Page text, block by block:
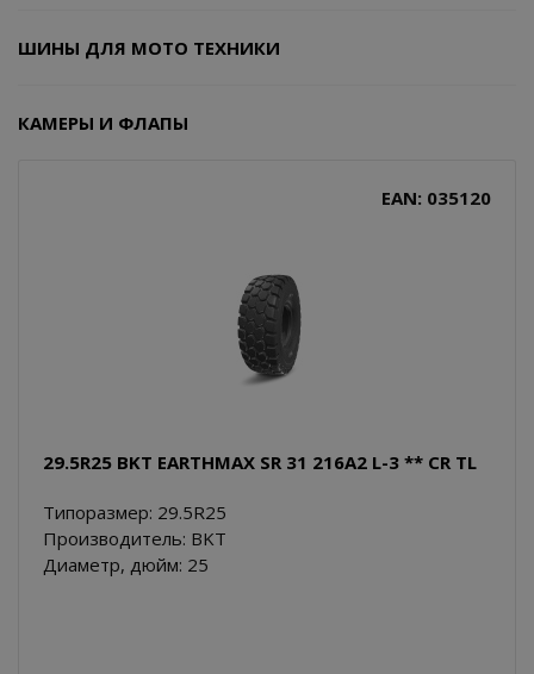
ШИНЫ ДЛЯ МОТО ТЕХНИКИ
КАМЕРЫ И ФЛАПЫ
EAN: 035120
29.5R25 BKT EARTHMAX SR 31 216A2 L-3 ** CR TL
Типоразмер: 29.5R25
Производитель: BKT
Диаметр, дюйм: 25